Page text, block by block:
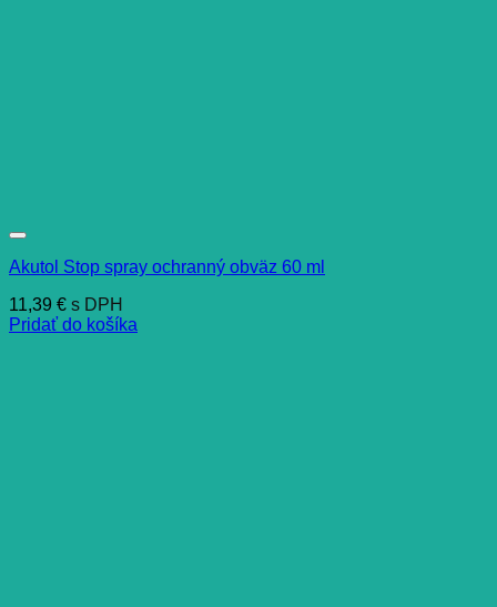
Akutol Stop spray ochranný obväz 60 ml
11,39 € s DPH
Pridať do košíka